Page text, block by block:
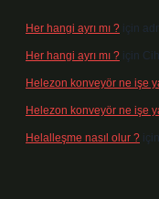
Her hangi ayrı mı ? için
Her hangi ayrı mı ? için
Helezon konveyör ne işe
Helezon konveyör ne işe
Helalleşme nasıl olur ? için